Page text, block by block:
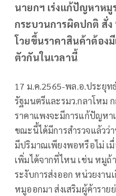
นายกฯ เร่งแก้ปัญหาหมู
กระบวนการผิดปกติ สั่ง
โวยขึ้นราคาสินค้าต้อง
ตัวกันในเวลานี้
17 ม.ค.2565-พล.อ.ประยุท
รัฐมนตรีและรมว.กลาโหม
ราคาแพงจะมีการแก้ปัญหา
ขณะนี้ได้มีการสำรวจแล้วว่
มีปริมาณเพียงพอหรือไม่ เ
เพิ่มได้จากที่ไหน เช่น หมูถ้
ระงับการส่งออก หน่วยงาน
หมูออกมา ส่งเสริมผู้ค้าราย